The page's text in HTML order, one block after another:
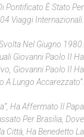
Pontificato È Stato Per
Viaggi Internazionali.
Nel Giugno 1980.
Giovanni Paolo II Ha
Giovanni Paolo II Ha
A Lungo Accarezzato”.
Ha Affermato Il Papa
Per Brasilia, Dove
Città, Ha Benedetto La